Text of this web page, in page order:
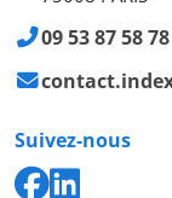
09 53 87 58 78
Suivez-nous